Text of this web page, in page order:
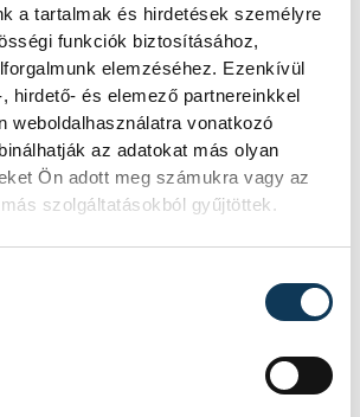
a tartalmak és hirdetések személyre
funkciók biztosításához,
elemzéséhez. Ezenkívül
hirdető- és elemező partnereinkkel
weboldalhasználatra vonatkozó
az adatokat más olyan
Ön adott meg számukra vagy az
szolgáltatásokból gyűjtöttek.